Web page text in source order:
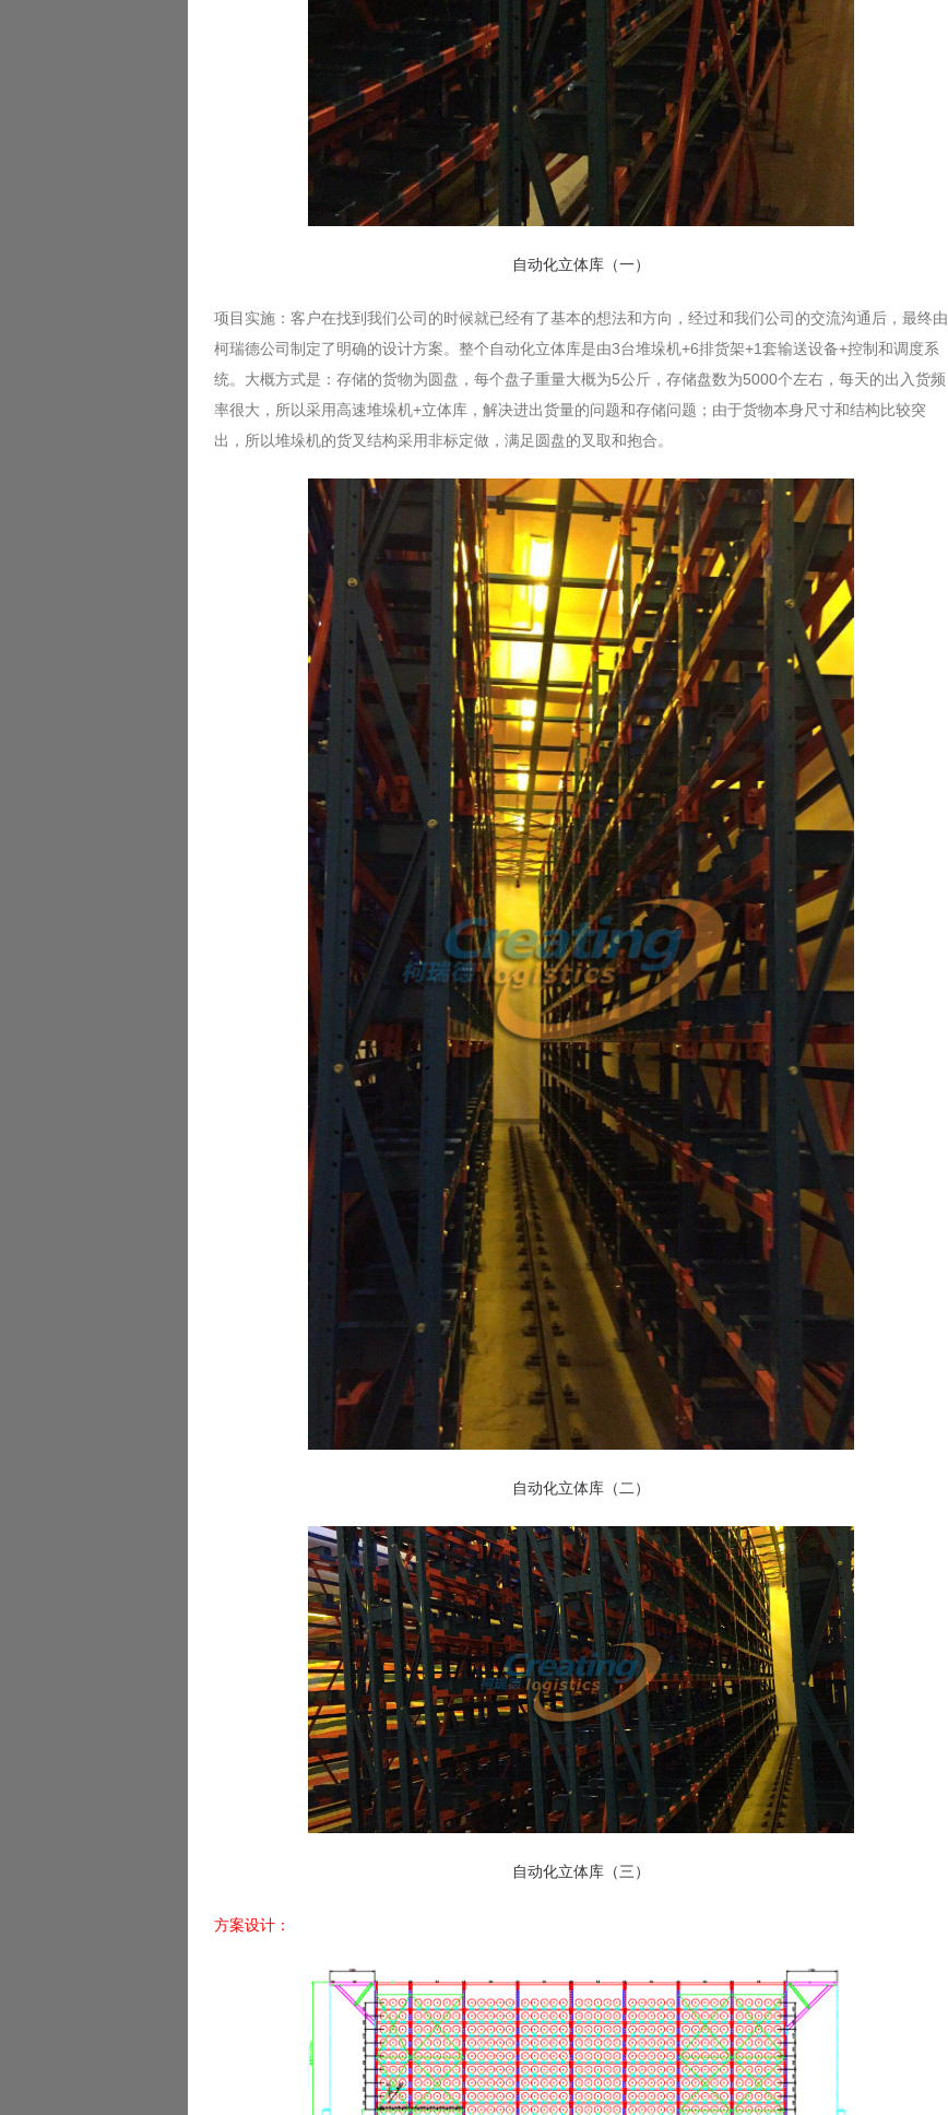
自动化立体库（一）
项目实施：客户在找到我们公司的时候就已经有了基本的想法和方向，经过和我们公司的交流沟通后，最终由
柯瑞德公司制定了明确的设计方案。整个自动化立体库是由3台堆垛机+6排货架+1套输送设备+控制和调度系
统。大概方式是：存储的货物为圆盘，每个盘子重量大概为5公斤，存储盘数为5000个左右，每天的出入货频
率很大，所以采用高速堆垛机+立体库，解决进出货量的问题和存储问题；由于货物本身尺寸和结构比较突
出，所以堆垛机的货叉结构采用非标定做，满足圆盘的叉取和抱合。
自动化立体库（二）
自动化立体库（三）
方案设计：